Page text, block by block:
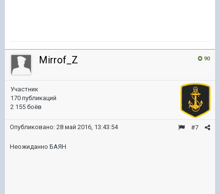
90
Mirrof_Z
Участник
170 публикаций
2 155 боёв
#7
Опубликовано: 28 май 2016, 13:43:54
Неожиданно БАЯН